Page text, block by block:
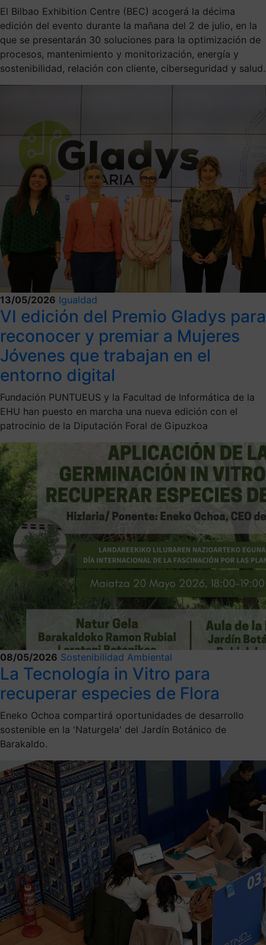
El Bilbao Exhibition Centre (BEC) acogerá la décima
edición del evento durante la mañana del 2 de julio, en la
que se presentarán 30 soluciones para la optimización de
procesos, mantenimiento y monitorización, energía y
sostenibilidad, relación con cliente, ciberseguridad y salud.
13/05/2026 Igualdad
VI edición del Premio Gladys para
reconocer y premiar a Mujeres
Jóvenes que trabajan en el
entorno digital
Fundación PUNTUEUS y la Facultad de Informática de la
EHU han puesto en marcha una nueva edición con el
patrocinio de la Diputación Foral de Gipuzkoa
08/05/2026 Sostenibilidad Ambiental
La Tecnología in Vitro para
recuperar especies de Flora
Eneko Ochoa compartirá oportunidades de desarrollo
sostenible en la 'Naturgela' del Jardín Botánico de
Barakaldo.